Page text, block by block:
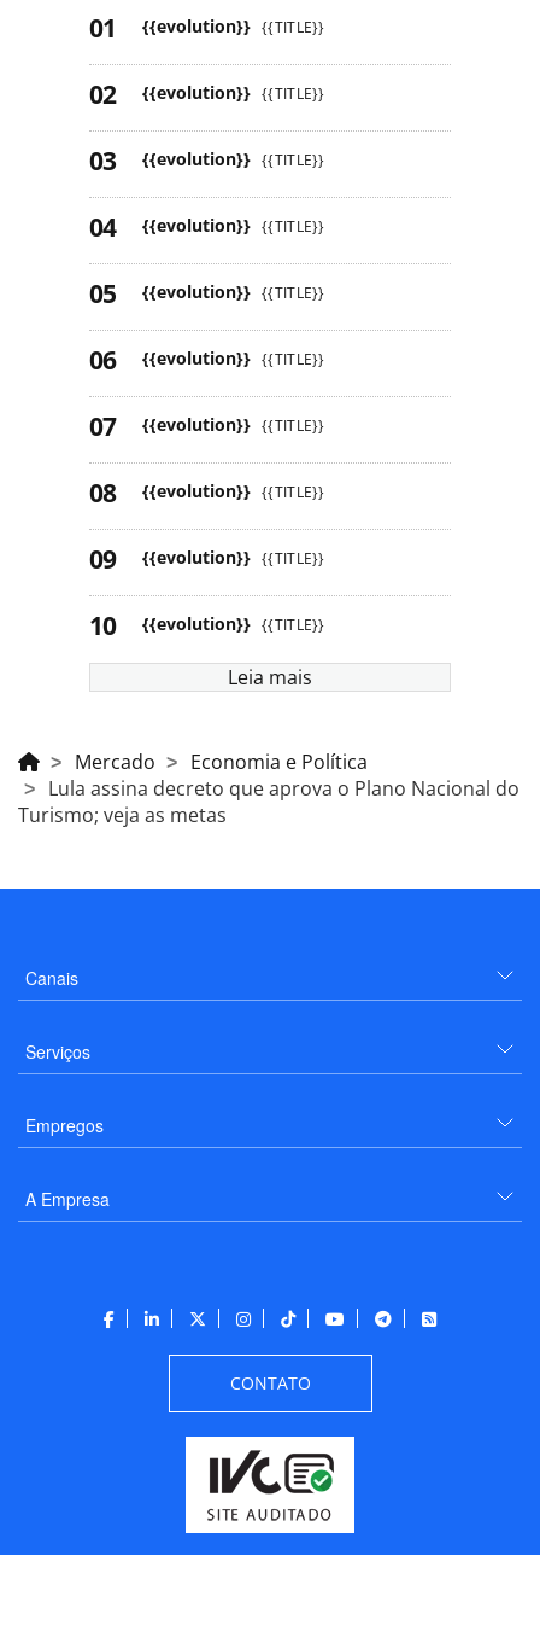
{{evolution}} {{TITLE}}
{{evolution}} {{TITLE}}
{{evolution}} {{TITLE}}
{{evolution}} {{TITLE}}
{{evolution}} {{TITLE}}
{{evolution}} {{TITLE}}
{{evolution}} {{TITLE}}
{{evolution}} {{TITLE}}
{{evolution}} {{TITLE}}
{{evolution}} {{TITLE}}
Leia mais
Mercado
Economia e Política
Lula assina decreto que aprova o Plano Nacional do
Turismo; veja as metas
Canais
Serviços
Empregos
A Empresa
CONTATO